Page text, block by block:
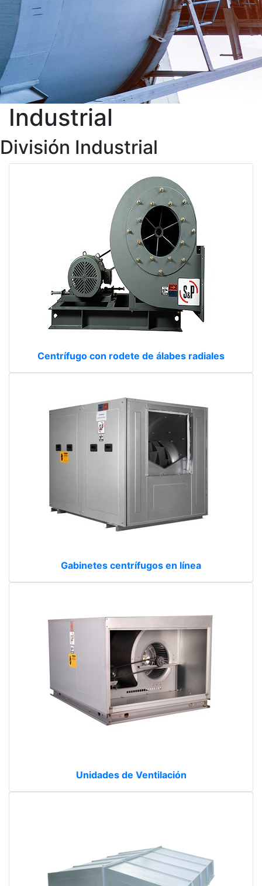
Industrial
División Industrial
Centrífugo con rodete de álabes radiales
Gabinetes centrífugos en línea
Unidades de Ventilación